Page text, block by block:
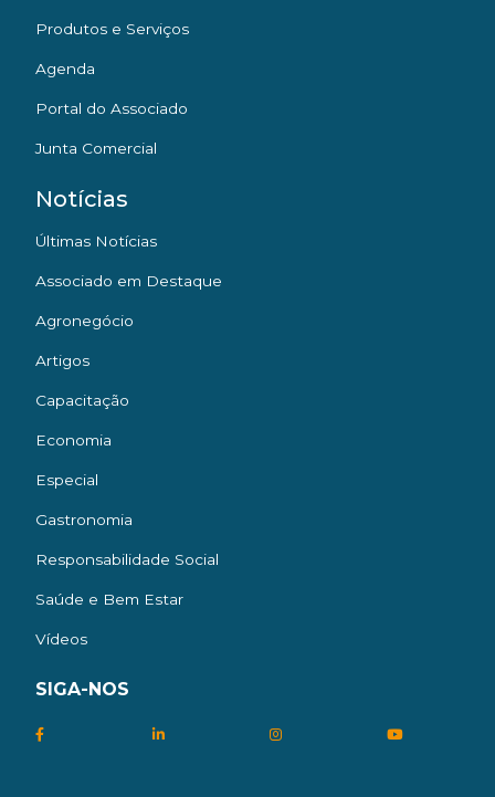
Produtos e Serviços
Agenda
Portal do Associado
Junta Comercial
Notícias
Últimas Notícias
Associado em Destaque
Agronegócio
Artigos
Capacitação
Economia
Especial
Gastronomia
Responsabilidade Social
Saúde e Bem Estar
Vídeos
SIGA-NOS